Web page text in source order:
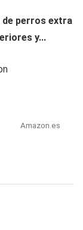
de perros extra
y...
Amazon.es